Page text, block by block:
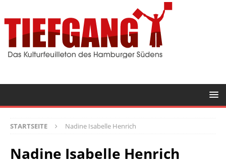
STARTSEITE Nadine Isabelle Henrich
Nadine Isabelle Henrich